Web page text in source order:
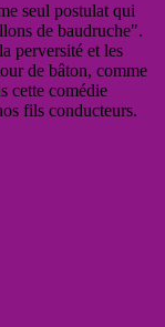
seul postulat qui
de baudruche".
perversité et les
de bâton, comme
cette comédie
fils conducteurs.